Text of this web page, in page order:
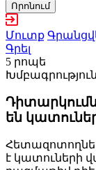
Որոնում
Մուտք
Գրել
5 րոպե
Խմբագրություն
են
է կատուների